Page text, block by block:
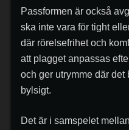
Passformen är också
ska inte vara för tight
där rörelsefrihet och
att plagget anpassas
och ger utrymme där
bylsigt.
Det är i samspelet